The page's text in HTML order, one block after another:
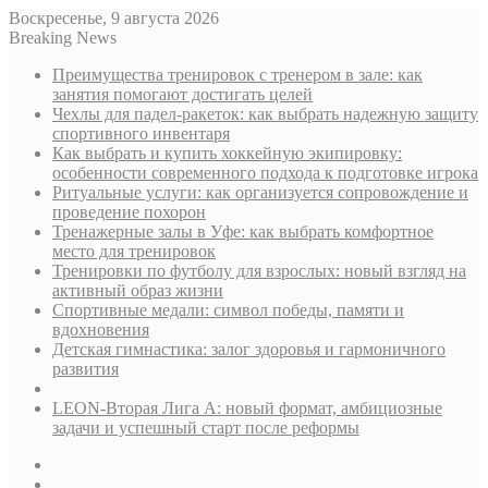
Воскресенье, 9 августа 2026
Breaking News
Преимущества тренировок с тренером в зале: как
занятия помогают достигать целей
Чехлы для падел-ракеток: как выбрать надежную защиту
спортивного инвентаря
Как выбрать и купить хоккейную экипировку:
особенности современного подхода к подготовке игрока
Ритуальные услуги: как организуется сопровождение и
проведение похорон
Тренажерные залы в Уфе: как выбрать комфортное
место для тренировок
Тренировки по футболу для взрослых: новый взгляд на
активный образ жизни
Спортивные медали: символ победы, памяти и
вдохновения
Детская гимнастика: залог здоровья и гармоничного
развития
LEON-Вторая Лига А: новый формат, амбициозные
задачи и успешный старт после реформы